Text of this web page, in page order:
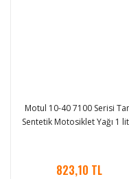
Motul 10-40 7100 Serisi
Sentetik Motosiklet Yağı 1
823,10 TL